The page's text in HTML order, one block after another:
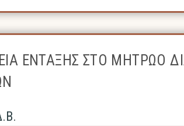
ΕΝΤΑΞΗΣ ΣΤΟ ΜΗΤΡΩΟ